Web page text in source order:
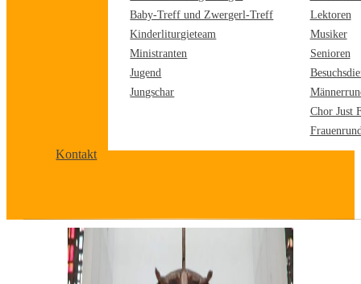
Baby-Treff und Zwergerl-Treff
Kinderliturgieteam
Ministranten
Jugend
Jungschar
Lektoren
Musiker
Senioren
Chor Just
Kontakt